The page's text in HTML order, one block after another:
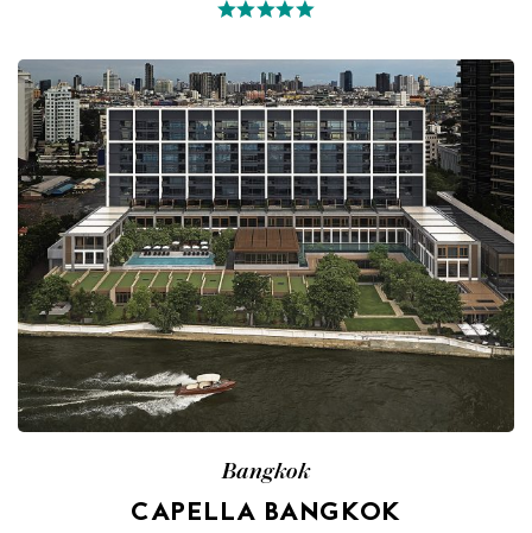
Bangkok
CAPELLA BANGKOK